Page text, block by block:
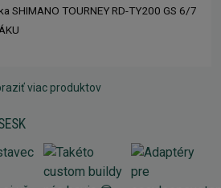
SHIMANO TOURNEY RD-TY200 GS 6/7
viac produktov